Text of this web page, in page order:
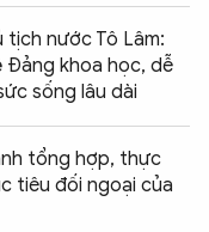
tịch nước Tô Lâm:
Đảng khoa học, dễ
sống lâu dài
tổng hợp, thực
tiêu đối ngoại của